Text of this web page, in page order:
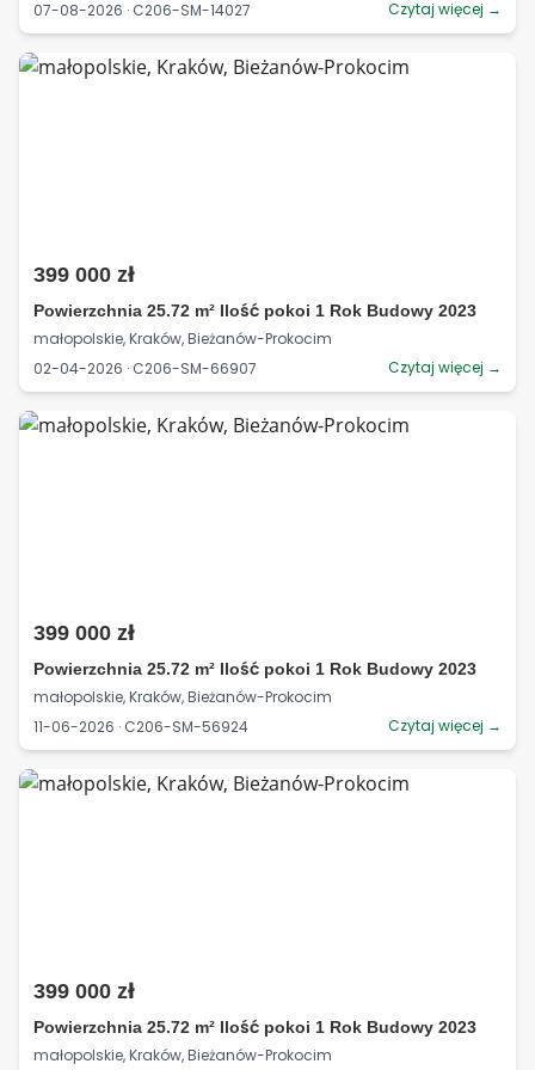
07-08-2026 · C206-SM-14027 Czytaj więcej →
399 000 zł
Powierzchnia 25.72 m² Ilość pokoi 1 Rok Budowy 2023
małopolskie, Kraków, Bieżanów-Prokocim
02-04-2026 · C206-SM-66907
Czytaj więcej →
399 000 zł
Powierzchnia 25.72 m² Ilość pokoi 1 Rok Budowy 2023
małopolskie, Kraków, Bieżanów-Prokocim
11-06-2026 · C206-SM-56924
Czytaj więcej →
399 000 zł
Powierzchnia 25.72 m² Ilość pokoi 1 Rok Budowy 2023
małopolskie, Kraków, Bieżanów-Prokocim